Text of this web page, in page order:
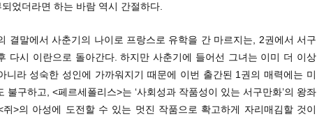
었더라면 하는 바람 역시 간절하다.
결말에서 사춘기의 나이로 프랑스로 유학을 간 마르지는, 2권에서 서구
다시 이란으로 돌아간다. 하지만 사춘기에 들어선 그녀는 이미 더 이상
니라 성숙한 성인에 가까워지기 때문에 이번 출간된 1권의 매력에는 미
불구하고, <페르세폴리스>는 ‘사회성과 작품성이 있는 서구만화’의 왕좌
>의 아성에 도전할 수 있는 멋진 작품으로 확고하게 자리매김할 것이